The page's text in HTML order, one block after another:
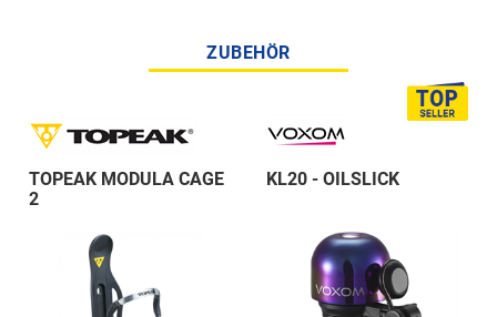
ZUBEHÖR
TOPEAK MODULA CAGE
2
KL20 - OILSLICK